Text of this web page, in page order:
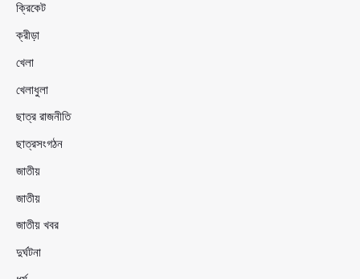
ক্রিকেট
ক্রীড়া
খেলা
খেলাধুলা
ছাত্র রাজনীতি
ছাত্রসংগঠন
জাতীয়
জাতীয়
জাতীয় খবর
দুর্ঘটনা